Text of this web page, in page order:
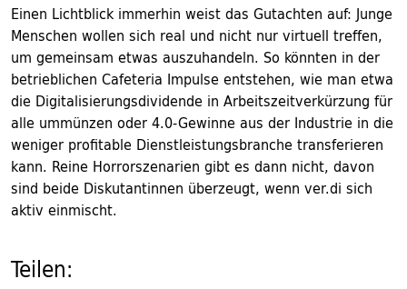
Einen Lichtblick immerhin weist das Gutachten auf: Junge
Menschen wollen sich real und nicht nur virtuell treffen,
um gemeinsam etwas auszuhandeln. So könnten in der
betrieblichen Cafeteria Impulse entstehen, wie man etwa
die Digitalisierungsdividende in Arbeitszeitverkürzung für
alle ummünzen oder 4.0-Gewinne aus der Industrie in die
weniger profitable Dienstleistungsbranche transferieren
kann. Reine Horrorszenarien gibt es dann nicht, davon
sind beide Diskutantinnen überzeugt, wenn ver.di sich
aktiv einmischt.
Teilen: